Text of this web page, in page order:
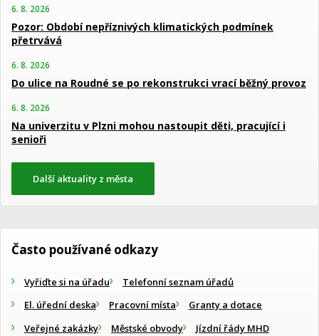
6. 8. 2026
Pozor: Období nepříznivých klimatických podmínek
přetrvává
6. 8. 2026
Do ulice na Roudné se po rekonstrukci vrací běžný provoz
6. 8. 2026
Na univerzitu v Plzni mohou nastoupit děti, pracující i
senioři
Další aktuality z města
Často používané odkazy
Vyřiďte si na úřadu
Telefonní seznam úřadů
El. úřední deska
Pracovní místa
Granty a dotace
Veřejné zakázky
Městské obvody Jízdní řády MHD